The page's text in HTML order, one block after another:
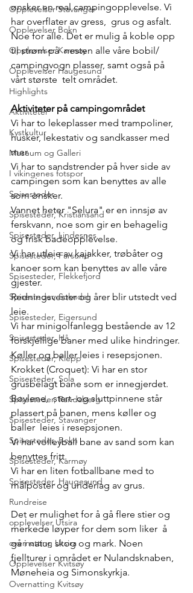
Opplevelser Stavanger
Opplevelser Bokn
Opplevelser Karmøy
Opplevelser Haugesund
Highlights
Aktiviteter
Kystkultur
Museum og Galleri
I vikingenes fotspor
Spisesteder
Spisesteder, Kristiansand
Spisesteder, Lindesnes
Spisesteder, Farsund
Spisesteder, Flekkefjord
Spisesteder, Sokndal
Spisesteder, Eigersund
Spisesteder, Hå
Spisesteder, Klepp
Spisesteder, Sola
Spisesteder, Randaberg
Spisesteder, Stavanger
Spisesteder, Bokn
Spisesteder, Karmøy
Spisesteder, Haugesund
Rundreise
opplevelser Utsira
overnatting Utsira
Opplevelser Kvitsøy
Overnatting Kvitsøy
ønsker en real campingopplevelse. Vi
har overflater av gress,  grus og asfalt.
Noe for alle. Det er mulig å koble opp
til strøm på  nesten alle våre bobil/
campingvogn plasser, samt også på
vårt største  telt området.
Aktiviteter på campingområdet
Vi har to lekeplasser med trampoliner,
husker, lekestativ og sandkasser med
mer.
Vi har to sandstrender på hver side av
campingen som kan benyttes av alle
som ønsker.
Vannet heter "Selura" er en innsjø av
ferskvann, noe som gir en behagelig
og frisk badeopplevelse.
Vi har utleie av kajakker, trøbåter og
kanoer som kan benyttes av alle våre
gjester.
Redningsvester og årer blir utstedt ved
leie.
Vi har minigolfanlegg bestående av 12
forskjellige baner med ulike hindringer.
Køller og baller leies i resepsjonen.
Krokket (Croquet): Vi har en stor
grusbelagt bane som er innegjerdet.
Bøylene,  start- og sluttpinnene står
plassert på banen, mens køller og
baller  leies i resepsjonen.
Vi har volleyball bane av sand som kan
benyttes fritt.
Vi har en liten fotballbane med to
målposter og underlag av grus.
Det er mulighet for å gå flere stier og
merkede løyper for dem som liker  å
gå i natur, skog og mark. Noen
fjellturer i området er Nulandsknaben,
Møneheia og Simonskyrkja.